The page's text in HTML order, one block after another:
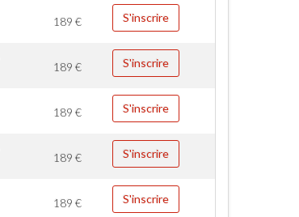
189€ S'inscrire
189€ S'inscrire
189€ S'inscrire
189€ S'inscrire
189€ S'inscrire